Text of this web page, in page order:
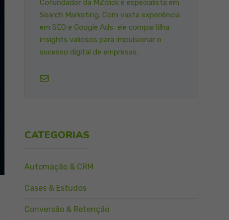
Cofundador da MZclick e especialista em
Search Marketing. Com vasta experiência
em SEO e Google Ads, ele compartilha
insights valiosos para impulsionar o
sucesso digital de empresas.
CATEGORIAS
Automação & CRM
Cases & Estudos
Conversão & Retenção